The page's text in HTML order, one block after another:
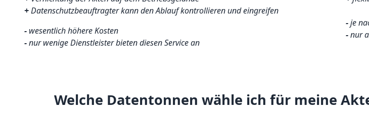
+Datenschutzbeauftragter kann den Ablauf kontrollieren und eingreifen
- wesentlich höhere Kosten
-nur wenige Dienstleister bieten diesen Service an
-je
-nur
Welche Datentonnen wähle ich für meine